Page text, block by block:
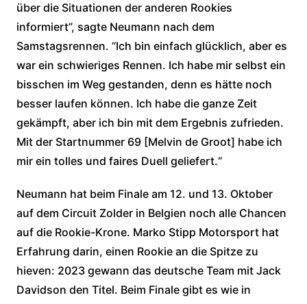
über die Situationen der anderen Rookies
informiert”, sagte Neumann nach dem
Samstagsrennen. “Ich bin einfach glücklich, aber es
war ein schwieriges Rennen. Ich habe mir selbst ein
bisschen im Weg gestanden, denn es hätte noch
besser laufen können. Ich habe die ganze Zeit
gekämpft, aber ich bin mit dem Ergebnis zufrieden.
Mit der Startnummer 69 [Melvin de Groot] habe ich
mir ein tolles und faires Duell geliefert.“
Neumann hat beim Finale am 12. und 13. Oktober
auf dem Circuit Zolder in Belgien noch alle Chancen
auf die Rookie-Krone. Marko Stipp Motorsport hat
Erfahrung darin, einen Rookie an die Spitze zu
hieven: 2023 gewann das deutsche Team mit Jack
Davidson den Titel. Beim Finale gibt es wie in